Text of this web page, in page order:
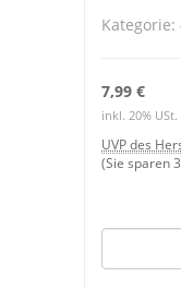
Kategorie:
7,99 €
inkl. 20% USt.
UVP des
(Sie sparen